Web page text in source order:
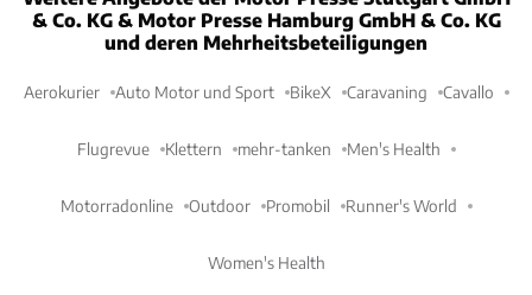
& Co. KG & Motor Presse Hamburg GmbH & Co. KG
und deren Mehrheitsbeteiligungen
Aerokurier Auto Motor und Sport BikeX Caravaning Cavallo
Flugrevue Klettern mehr-tanken Men's Health
Motorradonline Outdoor Promobil Runner's World
Women's Health